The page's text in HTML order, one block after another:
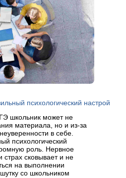
школьник может не
материала, но и из-за
в себе.
психологический
роль. Нервное
сковывает и не
на выполнении
со школьником
психологический настрой